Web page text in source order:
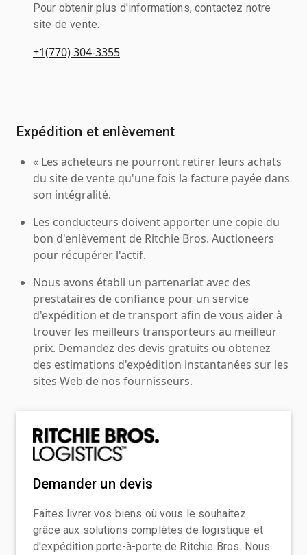
Pour obtenir plus d'informations, contactez notre
site de vente.
+1(770) 304-3355
Expédition et enlèvement
« Les acheteurs ne pourront retirer leurs achats
du site de vente qu'une fois la facture payée dans
son intégralité.
Les conducteurs doivent apporter une copie du
bon d'enlèvement de Ritchie Bros. Auctioneers
pour récupérer l'actif.
Nous avons établi un partenariat avec des
prestataires de confiance pour un service
d'expédition et de transport afin de vous aider à
trouver les meilleurs transporteurs au meilleur
prix. Demandez des devis gratuits ou obtenez
des estimations d'expédition instantanées sur les
sites Web de nos fournisseurs.
Demander un devis
Faites livrer vos biens où vous le souhaitez
grâce aux solutions complètes de logistique et
d'expédition porte-à-porte de Ritchie Bros. Nous